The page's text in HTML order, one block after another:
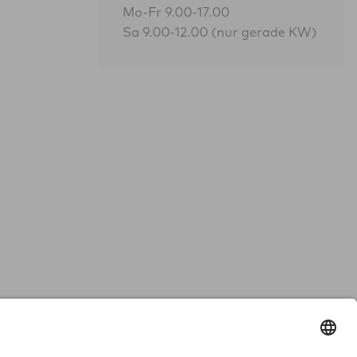
Mo-Fr 9.00-17.00
Sa 9.00-12.00 (nur gerade KW)